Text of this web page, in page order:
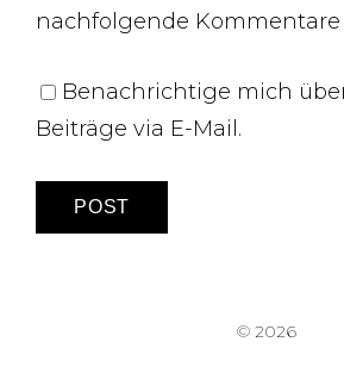
nachfolgende Kommentare
Benachrichtige mich
Beiträge via E-Mail.
© 2026